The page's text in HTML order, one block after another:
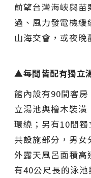
前望台灣海峽與
過、風力發電機
山海交會，或夜晚
▲每間皆配有獨立
館內設有90間客
立湯池與檜木裝
環繞；另有10間
共設施部分，男女
外露天風呂面積高
有40公尺長的泳